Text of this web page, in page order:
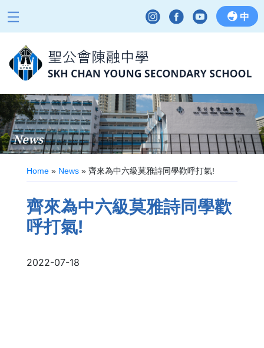
中
News
Home » News » 齊來為中六級莫雅詩同學歡呼打氣!
齊來為中六級莫雅詩同學歡
呼打氣!
2022-07-18